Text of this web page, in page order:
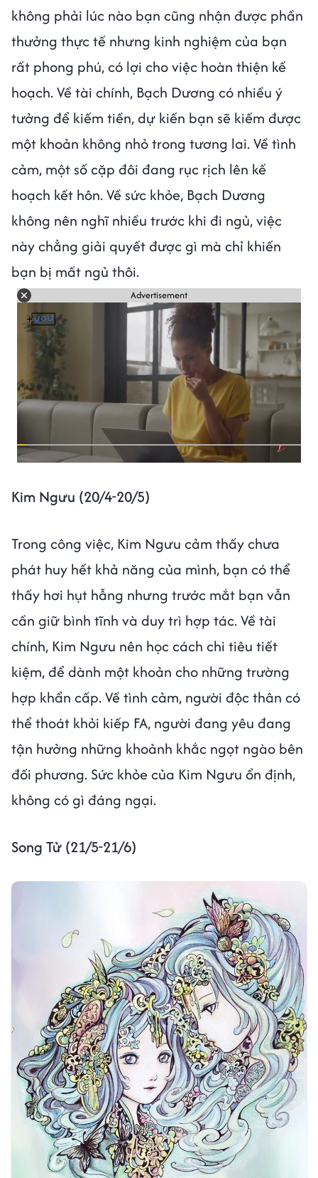
không phải lúc nào bạn cũng nhận được phần
thưởng thực tế nhưng kinh nghiệm của bạn
rất phong phú, có lợi cho việc hoàn thiện kế
hoạch. Về tài chính, Bạch Dương có nhiều ý
tưởng để kiếm tiền, dự kiến bạn sẽ kiếm được
một khoản không nhỏ trong tương lai. Về tình
cảm, một số cặp đôi đang rục rịch lên kế
hoạch kết hôn. Về sức khỏe, Bạch Dương
không nên nghĩ nhiều trước khi đi ngủ, việc
này chẳng giải quyết được gì mà chỉ khiến
bạn bị mất ngủ thôi.
Advertisement
Kim Ngưu (20/4-20/5)
Trong công việc, Kim Ngưu cảm thấy chưa
phát huy hết khả năng của mình, bạn có thể
thấy hơi hụt hẫng nhưng trước mắt bạn vẫn
cần giữ bình tĩnh và duy trì hợp tác. Về tài
chính, Kim Ngưu nên học cách chi tiêu tiết
kiệm, để dành một khoản cho những trường
hợp khẩn cấp. Về tình cảm, người độc thân có
thể thoát khỏi kiếp FA, người đang yêu đang
tận hưởng những khoảnh khắc ngọt ngào bên
đối phương. Sức khỏe của Kim Ngưu ổn định,
không có gì đáng ngại.
Song Tử (21/5-21/6)